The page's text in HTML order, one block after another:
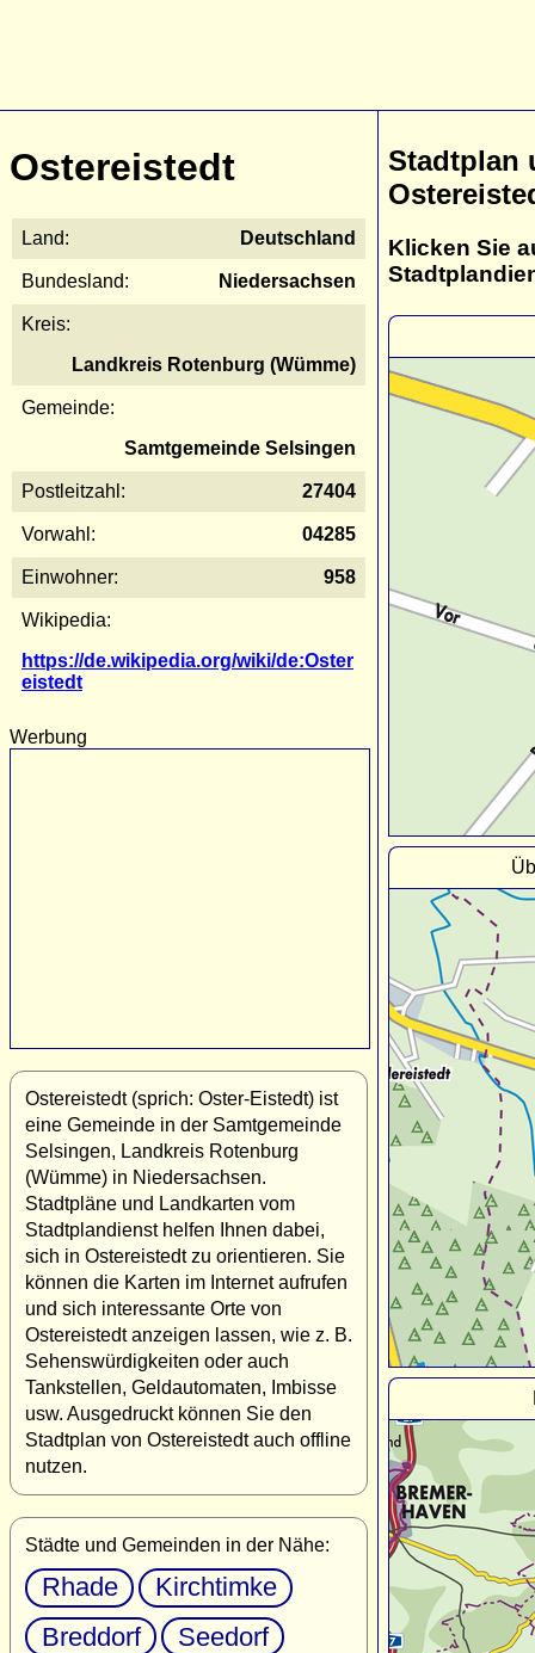
Ostereistedt
Land: Deutschland
Bundesland: Niedersachsen
Kreis:
Landkreis Rotenburg (Wümme)
Gemeinde:
Samtgemeinde Selsingen
Postleitzahl: 27404
Vorwahl: 04285
Einwohner: 958
Wikipedia:
https://de.wikipedia.org/wiki/de:Oster
eistedt
Werbung
Ostereistedt (sprich: Oster-Eistedt) ist
eine Gemeinde in der Samtgemeinde
Selsingen, Landkreis Rotenburg
(Wümme) in Niedersachsen.
Stadtpläne und Landkarten vom
Stadtplandienst helfen Ihnen dabei,
sich in Ostereistedt zu orientieren. Sie
können die Karten im Internet aufrufen
und sich interessante Orte von
Ostereistedt anzeigen lassen, wie z. B.
Sehenswürdigkeiten oder auch
Tankstellen, Geldautomaten, Imbisse
usw. Ausgedruckt können Sie den
Stadtplan von Ostereistedt auch offline
nutzen.
Städte und Gemeinden in der Nähe:
Rhade
Kirchtimke
Breddorf
Seedorf
Stadtplan
Klicken Sie